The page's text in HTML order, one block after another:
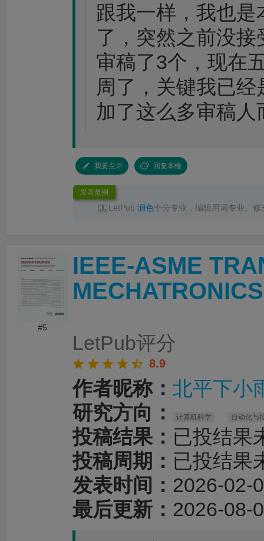
跟我一样，我也
了，突然之前没
审稿了3个，现在
周了，关键我已
加了这么多审稿人
我要点评 回复本楼
发表范例
LetPub 润色十分专业，编辑用词专业、修
#5
IEEE-ASME
MECHATRONICS
LetPub评分
8.9
作者昵称： 北平下小
研究方向：
计算机科学 自动化与
投稿结果： 已投结果
投稿周期： 已投结果
发表时间： 2026-02-
最后更新： 2026-08-